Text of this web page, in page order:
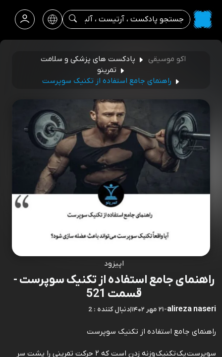
اکو موسیقی
پادکست های پزشکی و سلامت
تمرینو
راهنمای جامع استفاده از تکنیک سوپرست
اپیزود
راهنمای جامع استفاده از تکنیک سوپرست -
قسمت 521
alireza naseri
-۲۱ مهر ۱۴۰۲ |2 : دنبال کننده
راهنمای جامع استفاده از تکنیک سوپرست
سوپرست یک تکنیک وزنه زدن است که ۲ حرکت تمرینی را پشت سر